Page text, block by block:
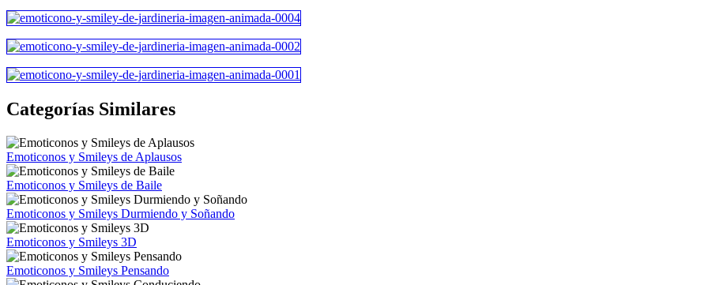
Categorías Similares
Emoticonos y Smileys de Aplausos
Emoticonos y Smileys de Baile
Emoticonos y Smileys Durmiendo y Soñando
Emoticonos y Smileys 3D
Emoticonos y Smileys Pensando